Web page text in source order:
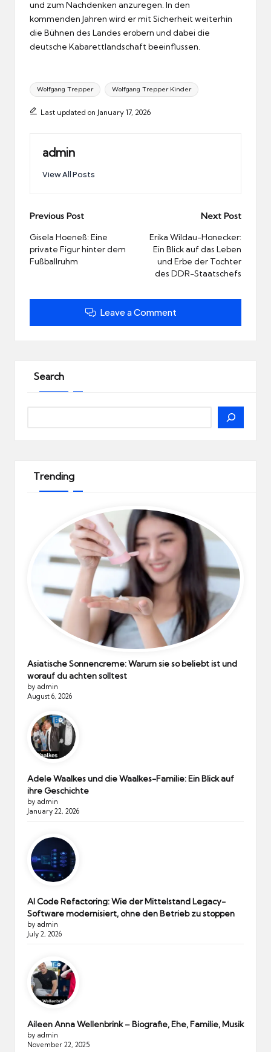
und zum Nachdenken anzuregen. In den
kommenden Jahren wird er mit Sicherheit weiterhin
die Bühnen des Landes erobern und dabei die
deutsche Kabarettlandschaft beeinflussen.
Tags:
Wolfgang Trepper Wolfgang Trepper Kinder
Last updated on January 17, 2026
admin
View All Posts
Post
navigation
Previous Post
Gisela Hoeneß: Eine
private Figur hinter dem
Fußballruhm
Next Post
Erika Wildau-Honecker:
Ein Blick auf das Leben
und Erbe der Tochter
des DDR-Staatschefs
Leave a Comment
Search
Trending
Asiatische Sonnencreme: Warum sie so beliebt ist und
worauf du achten solltest
by admin
August 6, 2026
Adele Waalkes und die Waalkes-Familie: Ein Blick auf
ihre Geschichte
by admin
January 22, 2026
AI Code Refactoring: Wie der Mittelstand Legacy-
Software modernisiert, ohne den Betrieb zu stoppen
by admin
July 2, 2026
Aileen Anna Wellenbrink – Biografie, Ehe, Familie, Musik
by admin
November 22, 2025